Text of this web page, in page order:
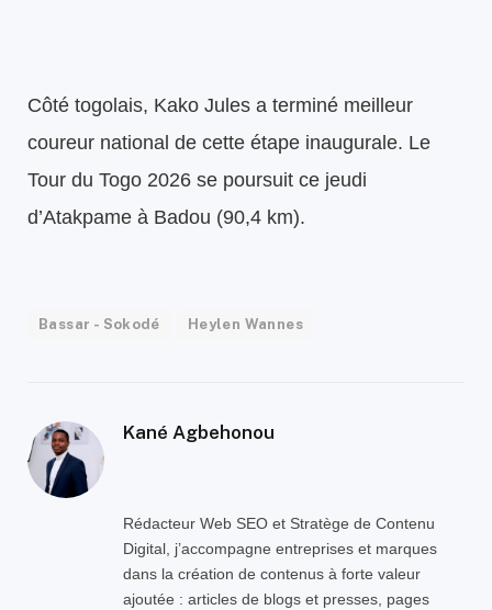
Côté togolais, Kako Jules a terminé meilleur
coureur national de cette étape inaugurale. Le
Tour du Togo 2026 se poursuit ce jeudi
d’Atakpame à Badou (90,4 km).
Bassar - Sokodé Heylen Wannes
Kané Agbehonou
Rédacteur Web SEO et Stratège de Contenu
Digital, j’accompagne entreprises et marques
dans la création de contenus à forte valeur
ajoutée : articles de blogs et presses, pages